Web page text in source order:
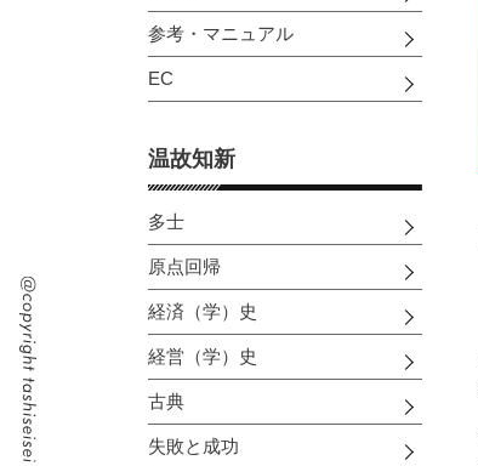
参考・マニュアル
EC
温故知新
多士
原点回帰
経済（学）史
経営（学）史
古典
失敗と成功